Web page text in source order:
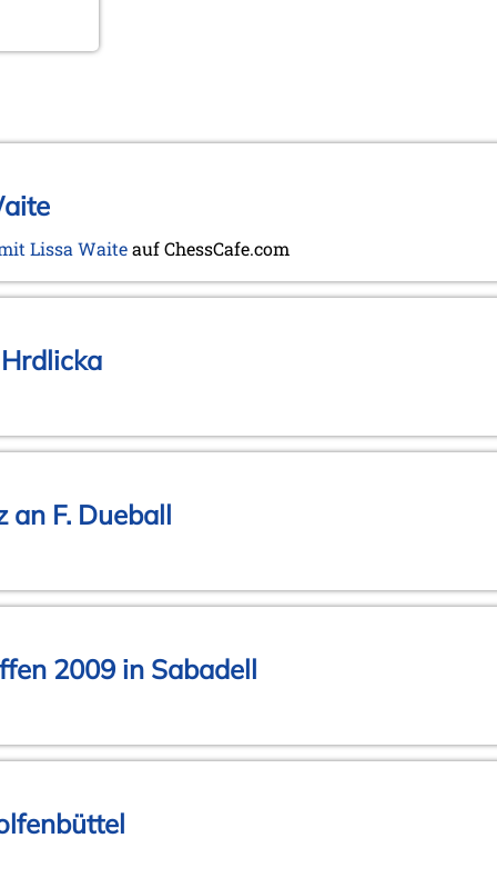
Lissa Waiteauf ChessCafe.com
an F. Dueball
2009 in Sabadell